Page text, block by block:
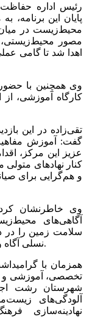
رئیس اداره
پایان این برنامه،
محیط‌زیست در
مصور محیط‌زیستی،
اهدا شد تا گامی
وی همچنین با حضور
کارگاه آموزشی،
تقی‌زاده در این
گفت: آموزش
عزیز این مرکز،
کنار نهادهای
و هم‌گرایی برای
وی خاطرنشان
آگاهی‌های
سلامت زمین را در
نسلی آگاه و مسئول در قبال حفظ محیط‌زیست خواهد بود.
همزمان با
تخصصی، آموزشی و
شهرستان رشت
آلودگی‌های
نهادینه‌سازی